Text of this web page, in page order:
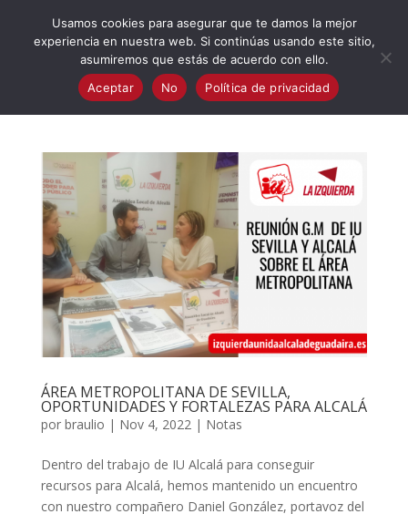
ÁREA METROPOLITANA DE SEVILLA,
OPORTUNIDADES Y FORTALEZAS PARA ALCALÁ
por braulio | Nov 4, 2022| Notas
Dentro del trabajo de IU Alcalá para conseguir
recursos para Alcalá, hemos mantenido un encuentro
con nuestro compañero Daniel González, portavoz del
Usamos cookies para asegurar que te damos la mejor
experiencia en nuestra web. Si continúas usando este sitio,
asumiremos que estás de acuerdo con ello.
Aceptar
No Política de privacidad